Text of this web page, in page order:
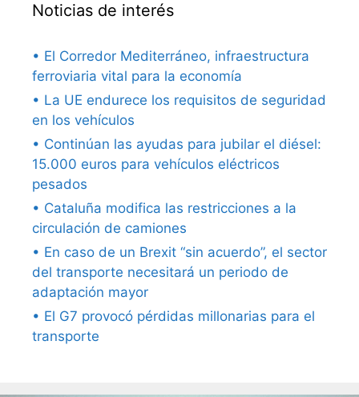
Noticias de interés
• El Corredor Mediterráneo, infraestructura
ferroviaria vital para la economía
• La UE endurece los requisitos de seguridad
en los vehículos
• Continúan las ayudas para jubilar el diésel:
15.000 euros para vehículos eléctricos
pesados
• Cataluña modifica las restricciones a la
circulación de camiones
• En caso de un Brexit “sin acuerdo”, el sector
del transporte necesitará un periodo de
adaptación mayor
• El G7 provocó pérdidas millonarias para el
transporte